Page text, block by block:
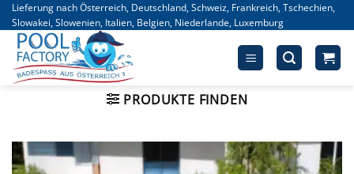
Zum
Inhalt
springen
Lieferung nach Österreich, Deutschland, Schweiz, Frankreich, Tschechien,
Slowakei, Slowenien, Italien, Belgien, Niederlande, Luxemburg
PRODUKTE FINDEN